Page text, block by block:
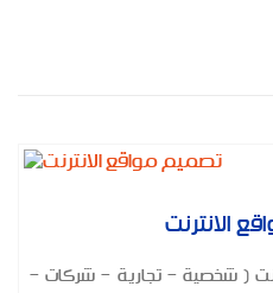
الانترنت
( شخصية – تجارية – شركات –